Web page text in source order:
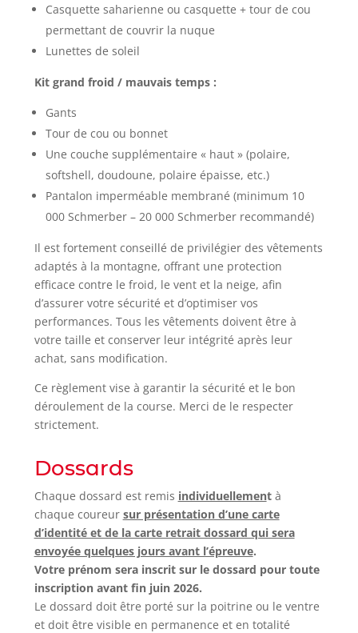
Casquette saharienne ou casquette + tour de cou
permettant de couvrir la nuque
Lunettes de soleil
Kit grand froid / mauvais temps :
Gants
Tour de cou ou bonnet
Une couche supplémentaire « haut » (polaire,
softshell, doudoune, polaire épaisse, etc.)
Pantalon imperméable membrané (minimum 10
000 Schmerber – 20 000 Schmerber recommandé)
Il est fortement conseillé de privilégier des vêtements
adaptés à la montagne, offrant une protection
efficace contre le froid, le vent et la neige, afin
d’assurer votre sécurité et d’optimiser vos
performances. Tous les vêtements doivent être à
votre taille et conserver leur intégrité après leur
achat, sans modification.
Ce règlement vise à garantir la sécurité et le bon
déroulement de la course. Merci de le respecter
strictement.
Dossards
Chaque dossard est remis individuellementà
chaque coureur sur présentation d’une carte
d’identité et de la carte retrait dossard qui sera
envoyée quelques jours avant l’épreuve.
Votre prénom sera inscrit sur le dossard pour toute
inscription avant fin juin 2026.
Le dossard doit être porté sur la poitrine ou le ventre
et doit être visible en permanence et en totalité